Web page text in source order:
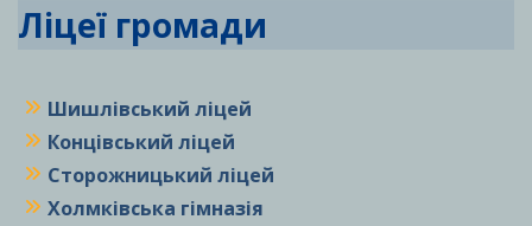
Ліцеї громади
Шишлівський ліцей
Концівський ліцей
Сторожницький ліцей
Холмківська гімназія